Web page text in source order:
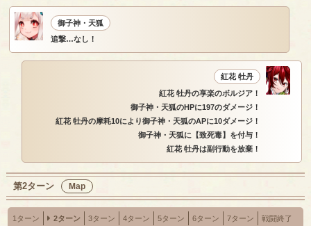
御子神・天狐
追撃…なし！
紅花 牡丹
紅花 牡丹の享楽のボルジア！
御子神・天狐のHPに197のダメージ！
紅花 牡丹の摩耗10により御子神・天狐のAPに10ダメージ！
御子神・天狐に【致死毒】を付与！
紅花 牡丹は副行動を放棄！
第2ターン Map
1ターン 2ターン 3ターン 4ターン 5ターン 6ターン 7ターン 戦闘終了